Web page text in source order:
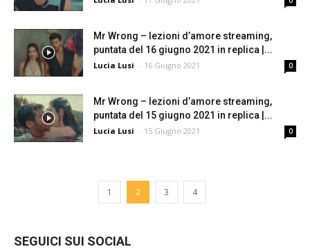
Mr Wrong – lezioni d’amore streaming,
puntata del 16 giugno 2021 in replica |...
Lucia Lusi - 16 Giugno 2021 0
Mr Wrong – lezioni d’amore streaming,
puntata del 15 giugno 2021 in replica |...
Lucia Lusi - 15 Giugno 2021 0
1 2 3 4
SEGUICI SUI SOCIAL